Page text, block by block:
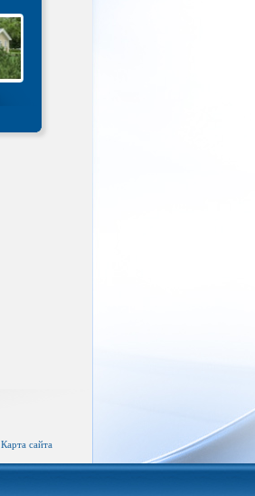
Карта сайта